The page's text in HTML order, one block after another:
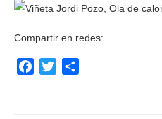
Compartir en redes:
Facebook
Twitter